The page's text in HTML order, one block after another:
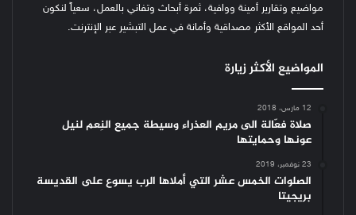
مواضيع وتقارير أمينة ووافية، ثمرة أبحاث وتفاني بالعمل، سعياً لنكون
أحد المواقع الأكثر مصداقية وأمانة في عمل التبشير عبر الإنترنت.
المواضيع الأكثر زيارة
12 مارس، 2018
صلاة فعّالة الى مريم العذراء وسيطة جميع النِعم لنيل
عونها وحمايتها
23 نوفمبر، 2019
الصلوات الخمس عشر التي أملاها الرب يسوع على القديسة
بريجيتا